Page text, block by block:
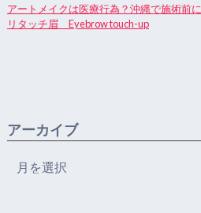
アートメイクは医療行為？沖縄で施術前
リタッチ眉 Eyebrow touch-up
アーカイブ